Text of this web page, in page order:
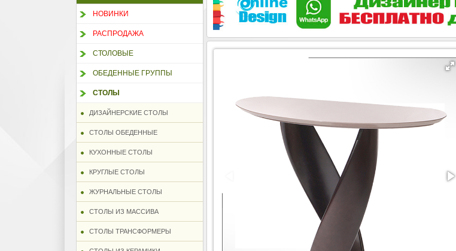
НОВИНКИ
РАСПРОДАЖА
СТОЛОВЫЕ
ОБЕДЕННЫЕ ГРУППЫ
СТОЛЫ
ДИЗАЙНЕРСКИЕ СТОЛЫ
СТОЛЫ ОБЕДЕННЫЕ
КУХОННЫЕ СТОЛЫ
КРУГЛЫЕ СТОЛЫ
ЖУРНАЛЬНЫЕ СТОЛЫ
СТОЛЫ ИЗ МАССИВА
СТОЛЫ ТРАНСФОРМЕРЫ